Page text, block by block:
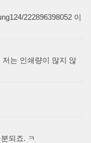
222896398052 이
저는 인쇄량이 많지 않
되죠. ㅋ